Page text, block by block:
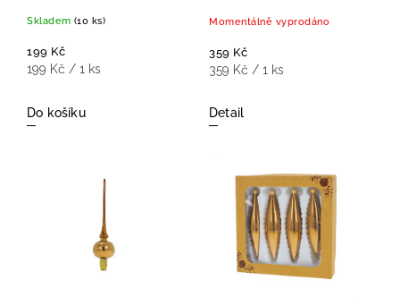
Skladem (10 ks)
199 Kč
199 Kč / 1 ks
Do košíku
Momentálně vyprodáno
359 Kč
359 Kč / 1 ks
Detail